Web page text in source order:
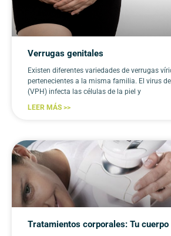
Verrugas genitales
Existen diferentes variedades de verrugas
pertenecientes a la misma familia. El virus
(VPH) infecta las células de la piel y
LEER MÁS >>
Tratamientos corporales: Tu cuerpo